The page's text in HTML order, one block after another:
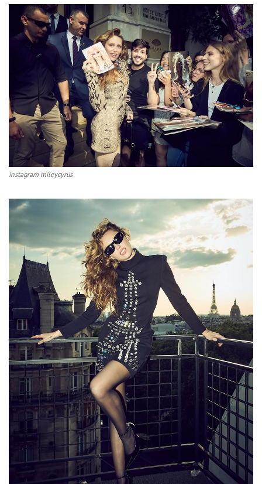
instagram mileycyrus